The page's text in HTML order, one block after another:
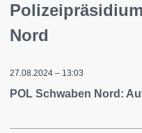
Nord
27.08.2024 – 13:03
POL Schwaben Nord: